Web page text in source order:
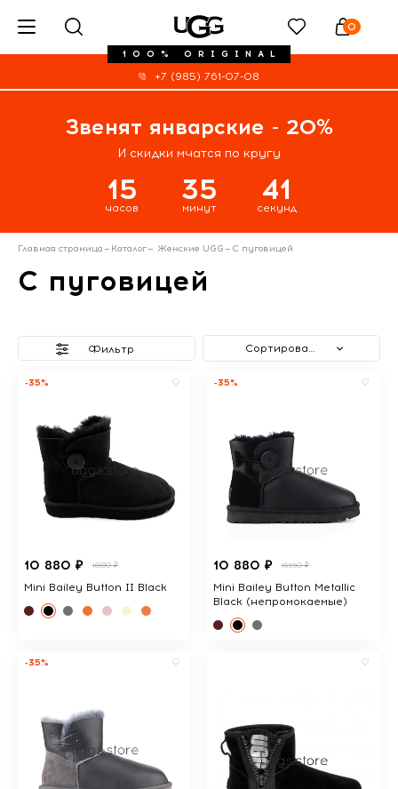
100% ORIGINAL
0
+7 (985) 761-07-08
Звенят январские - 20%
И скидки мчатся по кругу
15
часов
35
минут
41
секунд
Главная страница— Каталог— Женские UGG— С пуговицей
С пуговицей
Фильтр Сортировать
-35%
10 880 ₽ 16690 ₽
Mini Bailey Button II Black
-35%
10 880 ₽ 16550 ₽
Mini Bailey Button Metallic
Black (непромокаемые)
-35%